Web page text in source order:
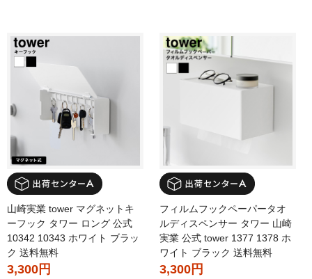
山崎実業 tower マグネットキ
ーフック タワー ロング 公式
10342 10343 ホワイト ブラッ
ク 送料無料
3,300円
フィルムフックペーパータオ
ルディスペンサー タワー 山崎
実業 公式 tower 1377 1378 ホ
ワイト ブラック 送料無料
3,300円